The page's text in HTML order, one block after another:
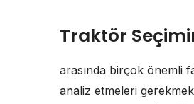
Traktör
arasında birçok önemli
analiz etmeleri